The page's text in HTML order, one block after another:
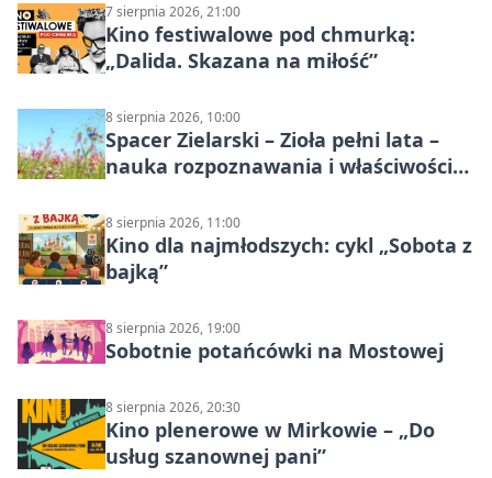
7 sierpnia 2026, 21:00
Kino festiwalowe pod chmurką:
„Dalida. Skazana na miłość”
8 sierpnia 2026, 10:00
Spacer Zielarski – Zioła pełni lata –
nauka rozpoznawania i właściwości
8 sierpnia 2026, 11:00
Kino dla najmłodszych: cykl „Sobota z
bajką”
8 sierpnia 2026, 19:00
Sobotnie potańcówki na Mostowej
8 sierpnia 2026, 20:30
Kino plenerowe w Mirkowie – „Do
usług szanownej pani”